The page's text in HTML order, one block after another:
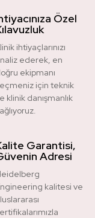
Özel
ihtiyaçlarınızı
ederek, en
ekipmanı
için teknik
klinik danışmanlık
Garantisi,
Adresi
kalitesi ve